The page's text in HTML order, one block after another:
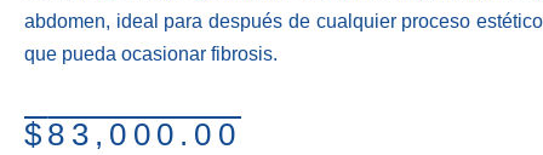
abdomen, ideal para después de cualquier proceso estético
que pueda ocasionar fibrosis.
$ 83,000.00